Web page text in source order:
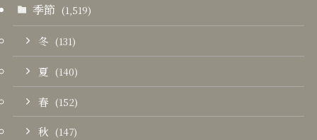
季節 (1,519)
冬 (131)
夏 (140)
春 (152)
秋 (147)